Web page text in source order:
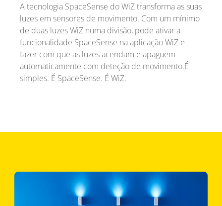
A tecnologia SpaceSense do WiZ transforma as suas
luzes em sensores de movimento. Com um mínimo
de duas luzes WiZ numa divisão, pode ativar a
funcionalidade SpaceSense na aplicação WiZ e
fazer com que as luzes acendam e apaguem
automaticamente com deteção de movimento.É
simples. É SpaceSense. É WiZ.